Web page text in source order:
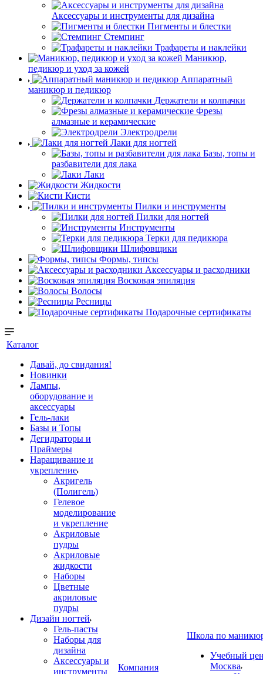
Аксессуары и инструменты для дизайна
Пигменты и блестки
Стемпинг
Трафареты и наклейки
Маникюр,
педикюр и уход за кожей
Аппаратный
маникюр и педикюр
Держатели и колпачки
Фрезы
алмазные и керамические
Электродрели
Лаки для ногтей
Базы, топы и
разбавители для лака
Лаки
Жидкости
Кисти
Пилки и инструменты
Пилки для ногтей
Инструменты
Терки для педикюра
Шлифовщики
Формы, типсы
Аксессуары и расходники
Восковая эпиляция
Волосы
Ресницы
Подарочные сертификаты
Каталог
Давай, до свидания!
Новинки
Лампы,
оборудование и
аксессуары
Гель-лаки
Базы и Топы
Дегидраторы и
Праймеры
Наращивание и
укрепление
Акригель
(Полигель)
Гелевое
моделирование
и укрепление
Акриловые
пудры
Акриловые
жидкости
Наборы
Цветные
акриловые
пудры
Дизайн ногтей
Гель-пасты
Наборы для
дизайна
Аксессуары и
инструменты
Компания
Школа по
Учебный
Москва